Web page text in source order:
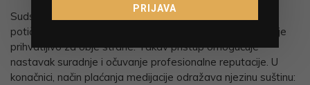
Sudski postupci često produbljuju sukob, dok medijacija
potiče dijalog, razumijevanje i pronalaženje rješenja koje je
prihvatljivo za obje strane. Takav pristup omogućuje
nastavak suradnje i očuvanje profesionalne reputacije. U
konačnici, način plaćanja medijacije odražava njezinu suštinu:
PRIJAVA